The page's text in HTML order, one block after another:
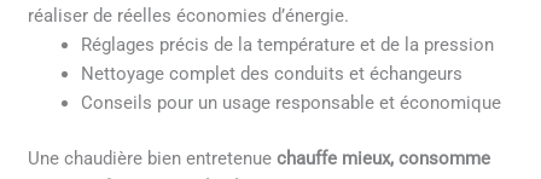
réaliser de réelles économies d’énergie.
Réglages précis de la température et de la pression
Nettoyage complet des conduits et échangeurs
Conseils pour un usage responsable et économique
Une chaudière bien entretenuechauffe mieux, consomme